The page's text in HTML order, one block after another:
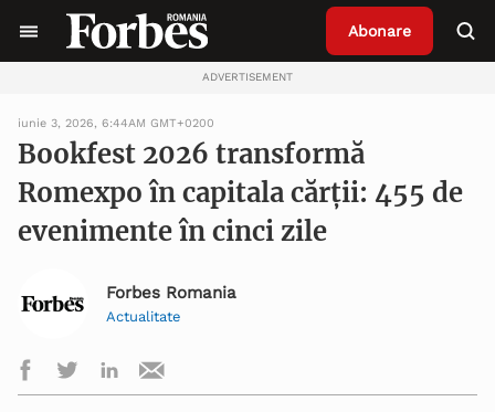
Abonare
ADVERTISEMENT
iunie 3, 2026, 6:44AM GMT+0200
Bookfest 2026 transformă
Romexpo în capitala cărții: 455 de
evenimente în cinci zile
Forbes Romania
Actualitate